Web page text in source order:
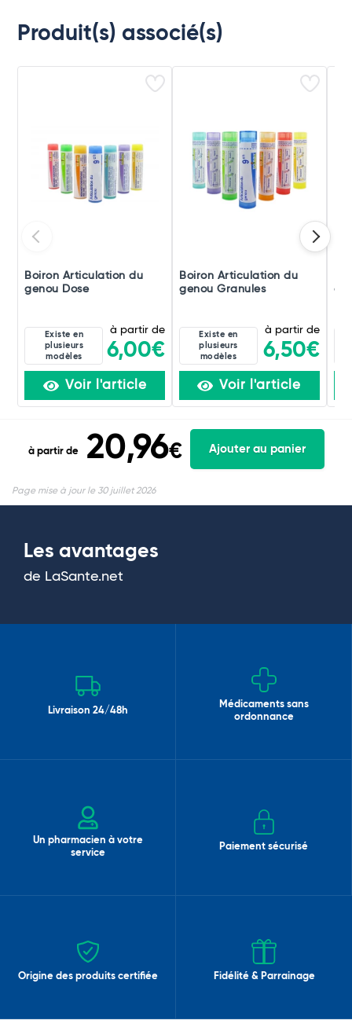
Produit(s) associé(s)
Boiron Articulation du
genou Dose
Existe en
plusieurs
modèles
à partir de
6,00€
Voir l'article
Boiron Articulation du
genou Granules
Existe en
plusieurs
modèles
à partir de
6,50€
Voir l'article
à partir de 20,96€ Ajouter au panier
Page mise à jour le 30 juillet 2026
Les avantages
de LaSante.net
Livraison 24/48h
Médicaments sans
ordonnance
Un pharmacien à votre
service
Paiement sécurisé
Origine des produits certifiée Fidélité & Parrainage